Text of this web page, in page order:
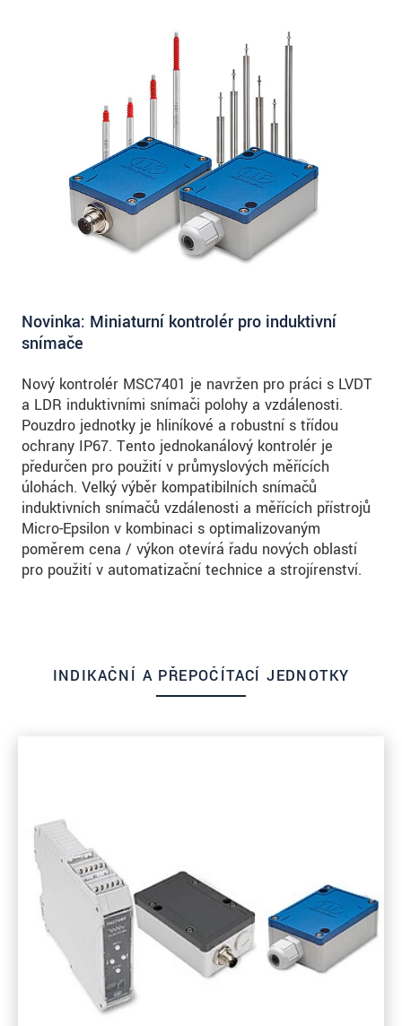
Novinka: Miniaturní kontrolér pro induktivní
snímače
Nový kontrolér MSC7401 je navržen pro práci s LVDT
a LDR induktivními snímači polohy a vzdálenosti.
Pouzdro jednotky je hliníkové a robustní s třídou
ochrany IP67. Tento jednokanálový kontrolér je
předurčen pro použití v průmyslových měřících
úlohách. Velký výběr kompatibilních snímačů
induktivních snímačů vzdálenosti a měřících přístrojů
Micro-Epsilon v kombinaci s optimalizovaným
poměrem cena / výkon otevírá řadu nových oblastí
pro použití v automatizační technice a strojírenství.
INDIKAČNÍ A PŘEPOČÍTACÍ JEDNOTKY